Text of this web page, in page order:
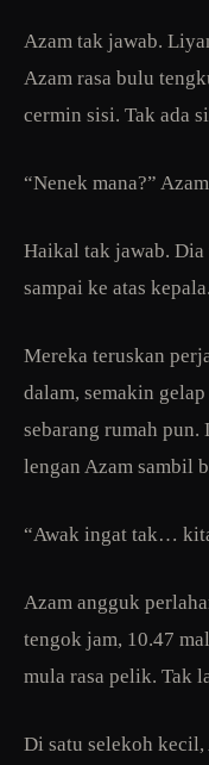
Azam tak jawab.
Azam rasa bulu
cermin sisi. Tak ada
“Nenek mana?”
Haikal tak jawab.
sampai ke atas kepala.
Mereka teruskan
dalam, semakin
sebarang rumah pun.
lengan Azam sambil
“Awak ingat tak…
Azam angguk
tengok jam, 10.47
mula rasa pelik. Tak
Di satu selekoh kecil,